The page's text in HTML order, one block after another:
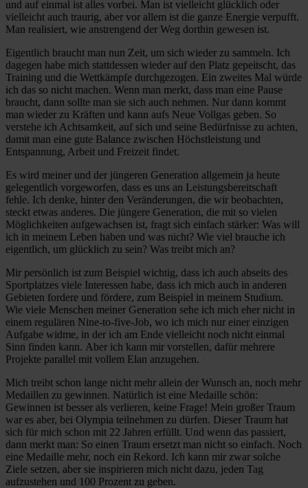
und auf einmal ist alles vorbei. Man ist vielleicht glücklich oder
vielleicht auch traurig, aber vor allem ist die ganze Energie verpufft.
Man realisiert, wie anstrengend der Weg dorthin gewesen ist.
Eigentlich braucht man nun Zeit, um sich wieder zu sammeln. Ich
dagegen habe mich stattdessen wieder auf den Platz gepeitscht, das
Training und die Wettkämpfe durchgezogen. Ein zweites Mal würde
ich das so nicht machen. Wenn man merkt, dass man eine Pause
braucht, dann sollte man sie sich auch nehmen. Nur dann kommt
man wieder zu Kräften und kann aufs Neue Vollgas geben. So
verstehe ich Achtsamkeit, auf sich und seine Bedürfnisse zu achten,
damit man eine gute Balance zwischen Höchstleistung und
Entspannung, Arbeit und Freizeit findet.
Es wird meiner und der jüngeren Generation allgemein ja heute
gelegentlich vorgeworfen, dass es uns an Leistungsbereitschaft
fehle. Ich denke, hinter den Veränderungen, die wir beobachten,
steckt etwas anderes. Die jüngere Generation, die mit so vielen
Möglichkeiten aufgewachsen ist, fragt sich einfach stärker: Was will
ich in meinem Leben haben und was nicht? Wie viel brauche ich
eigentlich, um glücklich zu sein? Was treibt mich an?
Mir persönlich ist zum Beispiel wichtig, dass ich auch abseits des
Sportplatzes viele Interessen habe, dass ich mich auch in anderen
Gebieten fordere und fördere, zum Beispiel in meinem Studium.
Wie viele Menschen meiner Generation sehe ich mich eher nicht in
einem regulären Nine-to-five-Job, wo ich mich nur einer einzigen
Aufgabe widme, in der ich am Ende vielleicht noch nicht einmal
Sinn finden kann. Aber ich kann mir vorstellen, dafür mehrere
Projekte parallel mit vollem Elan anzugehen.
Mich treibt schon lange nicht mehr allein der Wunsch an, noch mehr
Medaillen zu gewinnen. Natürlich ist eine Medaille schön:
Gewinnen ist besser als verlieren, keine Frage! Mein großer Traum
war es aber, bei Olympia teilnehmen zu dürfen. Dieser Traum hat
sich für mich schon mit 22 Jahren erfüllt. Und wenn das passiert,
dann merkt man: So einen Traum ersetzt man nicht so einfach. Noch
eine Medaille mehr, noch ein Rekord. Ich kann mir zwar solche
Ziele setzen, aber sie inspirieren mich nicht dazu, jeden Tag
aufzustehen und 100 Prozent zu geben.